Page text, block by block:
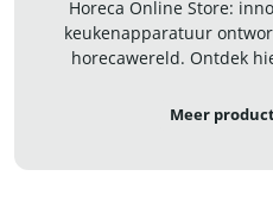
Horeca Online Store:
keukenapparatuur
horecawereld. Ontdek
Meer